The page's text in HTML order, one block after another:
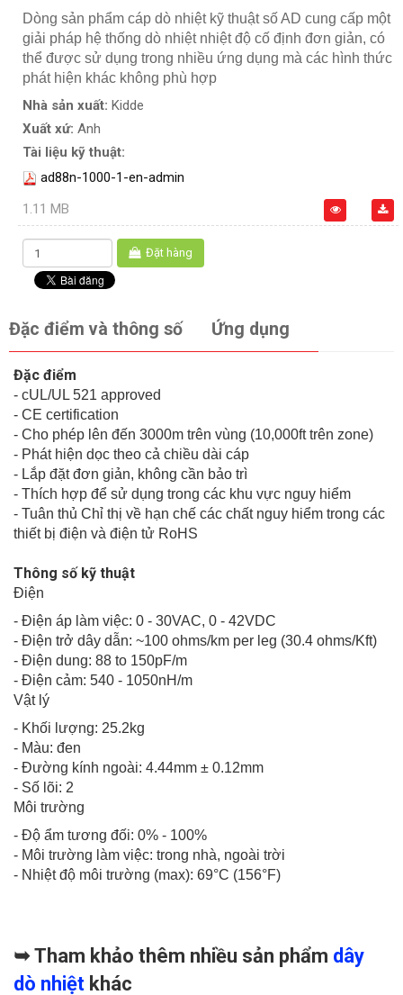
Dòng sản phẩm cáp dò nhiệt kỹ thuật số AD cung cấp một
giải pháp hệ thống dò nhiệt nhiệt độ cố định đơn giản, có
thể được sử dụng trong nhiều ứng dụng mà các hình thức
phát hiện khác không phù hợp
Nhà sản xuất: Kidde
Xuất xứ: Anh
Tài liệu kỹ thuật:
ad88n-1000-1-en-admin
1.11 MB
Đặt hàng
Đặc điểm và thông số Ứng dụng
Đặc điểm
- cUL/UL 521 approved
- CE certification
- Cho phép lên đến 3000m trên vùng (10,000ft trên zone)
- Phát hiện dọc theo cả chiều dài cáp
- Lắp đặt đơn giản, không cần bảo trì
- Thích hợp để sử dụng trong các khu vực nguy hiểm
- Tuân thủ Chỉ thị về hạn chế các chất nguy hiểm trong các
thiết bị điện và điện tử RoHS
Thông số kỹ thuật
Điện
- Điện áp làm việc: 0 - 30VAC, 0 - 42VDC
- Điện trở dây dẫn: ~100 ohms/km per leg (30.4 ohms/Kft)
- Điện dung: 88 to 150pF/m
- Điện cảm: 540 - 1050nH/m
Vật lý
- Khối lượng: 25.2kg
- Màu: đen
- Đường kính ngoài: 4.44mm ± 0.12mm
- Số lõi: 2
Môi trường
- Độ ẩm tương đối: 0% - 100%
- Môi trường làm việc: trong nhà, ngoài trời
- Nhiệt độ môi trường (max): 69°C (156°F)
➥ Tham khảo thêm nhiều sản phẩm dây
dò nhiệt khác